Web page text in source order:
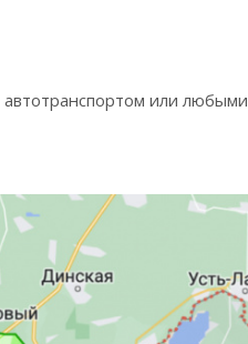
или любыми